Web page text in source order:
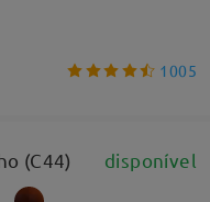
1005
(C44) disponível